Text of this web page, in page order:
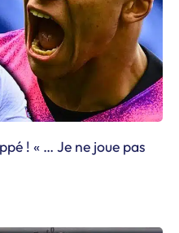
! « … Je ne joue pas